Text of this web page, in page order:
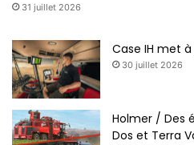
31 juillet 2026
Case IH met à
30 juillet 2026
Holmer / Des
Dos et Terra